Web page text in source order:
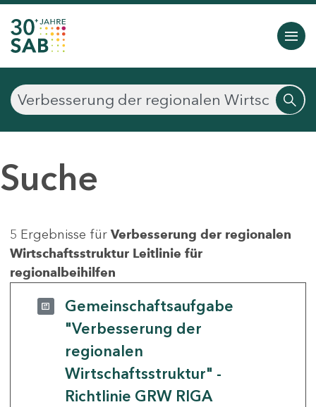
Suche
5 Ergebnisse für Verbesserung der regionalen
Wirtschaftsstruktur Leitlinie für
regionalbeihilfen
Gemeinschaftsaufgabe
"Verbesserung der
regionalen
Wirtschaftsstruktur" -
Richtlinie GRW RIGA